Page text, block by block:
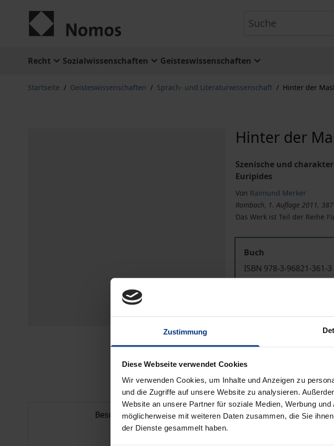
Zustimmung
Diese Webseite verwendet Cookies
Wir verwenden Cookies, um Inhalte und Anzeigen zu
und die Zugriffe auf unsere Website zu analysieren.
Website an unsere Partner für soziale Medien, Werbung
möglicherweise mit weiteren Daten zusammen, die Sie
der Dienste gesammelt haben.
Recht Sozialwissenschaften Geisteswissenschaften
Startseite / Geisteswissenschaften / Sprach- und Literaturwissenschaft / Hinter der
Hinter der
Szenische und
Euripides
Von Raimund Merker
Rombach, 1. Auflage 2011,
Das Werk ist Teil der Reihe
Buch
ISBN 978-3-96821-361-3
Preisangaben inkl. MwSt.
In den Warenkorb
Hinweise zu Versandkosten
Beschreibung